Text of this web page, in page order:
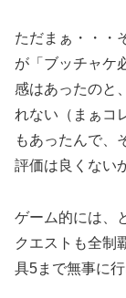
ただまぁ・・・
が「ブッチャケ
感はあったのと
れない（まぁコ
もあったんで、
評価は良くない
ゲーム的には、
クエストも全制
具5まで無事に